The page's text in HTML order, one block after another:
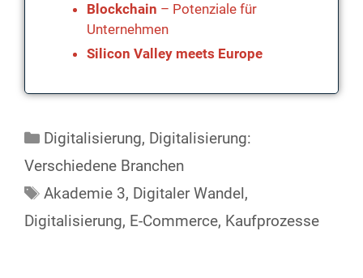
Blockchain – Potenziale für
Unternehmen
Silicon Valley meets Europe
Digitalisierung, Digitalisierung:
Verschiedene Branchen
Akademie 3, Digitaler Wandel,
Digitalisierung, E-Commerce, Kaufprozesse